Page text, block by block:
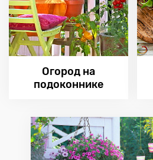
Огород на
подоконнике